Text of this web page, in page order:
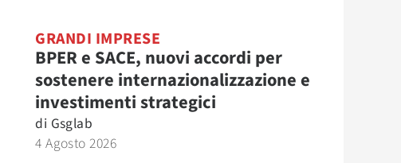
GRANDI IMPRESE
BPER e SACE, nuovi accordi per
sostenere internazionalizzazione e
investimenti strategici
di Gsglab
4 Agosto 2026